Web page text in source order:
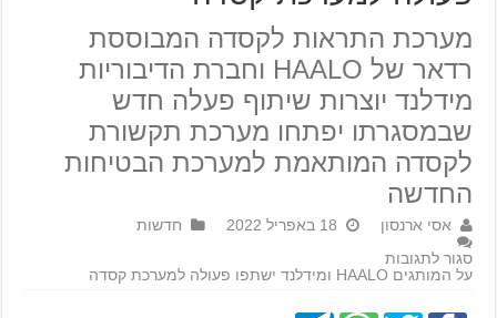
מערכת התראות לקסדה המבוססת
רדאר של HAALO וחברת הדיבוריות
מידלנד יוצרות שיתוף פעלה חדש
שבמסגרתו יפתחו מערכת תקשורת
לקסדה המותאמת למערכת הבטיחות
החדשה
אסי ארנסון 18 באפריל 2022
חדשות
סגור לתגובות
על המותגים HAALO ומידלנד ישתפו פעולה למערכת קסדה